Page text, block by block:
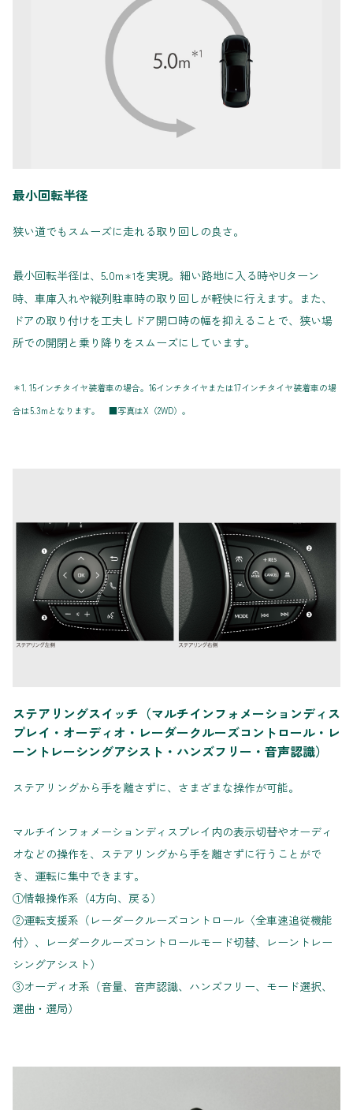
最小回転半径
狭い道でもスムーズに走れる取り回しの良さ。
最小回転半径は、5.0m＊1を実現。細い路地に入る時やUターン
時、車庫入れや縦列駐車時の取り回しが軽快に行えます。また、
ドアの取り付けを工夫しドア開口時の幅を抑えることで、狭い場
所での開閉と乗り降りをスムーズにしています。
＊1. 15インチタイヤ装着車の場合。16インチタイヤまたは17インチタイヤ装着車の場
合は5.3mとなります。 ■写真はX（2WD）。
ステアリングスイッチ（マルチインフォメーションディス
プレイ・オーディオ・レーダークルーズコントロール・レ
ーントレーシングアシスト・ハンズフリー・音声認識）
ステアリングから手を離さずに、さまざまな操作が可能。
マルチインフォメーションディスプレイ内の表示切替やオーディ
オなどの操作を、ステアリングから手を離さずに行うことがで
き、運転に集中できます。
①情報操作系（4方向、戻る）
②運転支援系（レーダークルーズコントロール〈全車速追従機能
付〉、レーダークルーズコントロールモード切替、レーントレー
シングアシスト）
③オーディオ系（音量、音声認識、ハンズフリー、モード選択、
選曲・選局）